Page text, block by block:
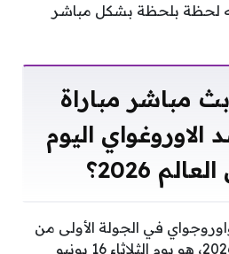
به لحظة بلحظة بشكل مباشر
مباشر مباراة
اليوم
2026؟
في الجولة الأولى من
مجموعات كأس العالم 2026، هو يوم الثلاثاء 16 يونيو